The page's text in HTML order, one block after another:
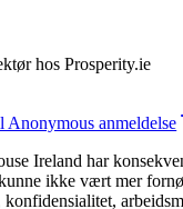
hos Prosperity.ie
Anonymous anmeldelse
Ireland har
ikke vært mer
konfidensialitet,